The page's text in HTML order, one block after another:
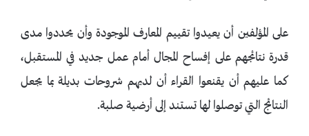
على المؤلفين أن يعيدوا تقييم المعارف الموجودة وأن يحددوا مدى
قدرة نتائجهم على إفساح المجال أمام عمل جديد في المستقبل،
كما عليهم أن يقنعوا القراء أن لديهم شروحات بديلة بما يجعل
النتائج التي توصلوا لها تستند إلى أرضية صلبة.